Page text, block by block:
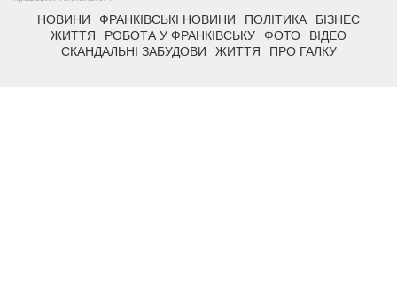
НОВИНИ ФРАНКІВСЬКІ НОВИНИ ПОЛІТИКА
БІЗНЕС
ЖИТТЯ
РОБОТА У ФРАНКІВСЬКУ ФОТО
ВІДЕО
СКАНДАЛЬНІ ЗАБУДОВИ
ЖИТТЯ ПРО ГАЛКУ